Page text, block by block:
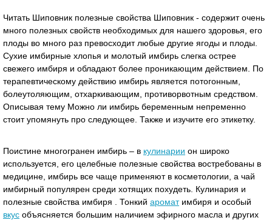
Читать Шиповник полезные свойства Шиповник - содержит очень
много полезных свойств необходимых для нашего здоровья, его
плоды во много раз превосходит любые другие ягоды и плоды.
Сухие имбирные хлопья и молотый имбирь слегка острее
свежего имбиря и обладают более проникающим действием. По
терапевтическому действию имбирь является потогонным,
болеутоляющим, отхаркивающим, противорвотным средством.
Описывая тему Можно ли имбирь беременным непременно
стоит упомянуть про следующее. Также и изучите его этикетку.
Поистине многогранен имбирь – в кулинарии он широко
используется, его целебные полезные свойства востребованы в
медицине, имбирь все чаще применяют в косметологии, а чай
имбирный популярен среди хотящих похудеть. Кулинария и
полезные свойства имбиря . Тонкий ароматимбиря и особый
вкус объясняется большим наличием эфирного масла и других